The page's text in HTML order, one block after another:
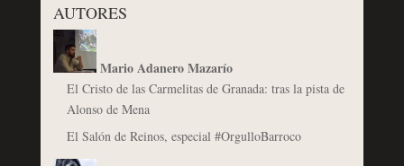
AUTORES
Mario Adanero Mazarío
El Cristo de las Carmelitas de Granada: tras la pista de
Alonso de Mena
El Salón de Reinos, especial #OrgulloBarroco